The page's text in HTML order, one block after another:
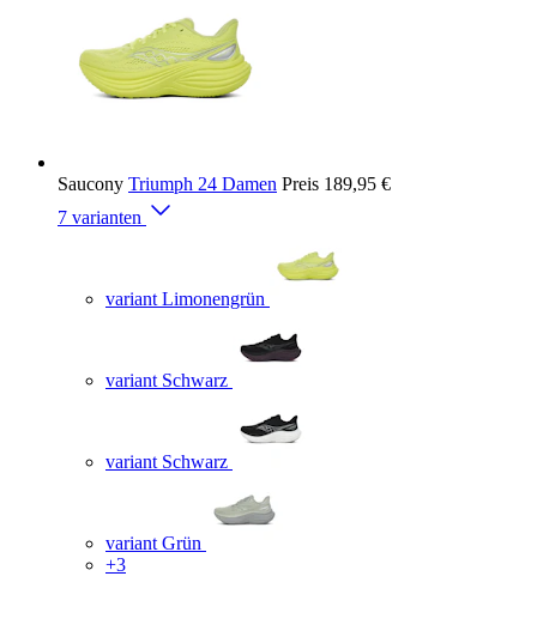
Saucony Triumph 24 Damen Preis 189,95 €
7 varianten
variant Limonengrün
variant Schwarz
variant Schwarz
variant Grün
+3